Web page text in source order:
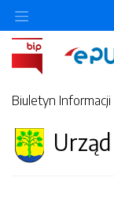
Biuletyn Informacji